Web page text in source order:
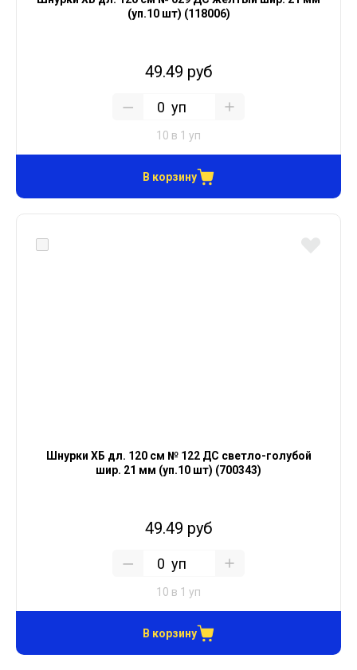
(уп.10 шт) (118006)
49.49 руб
уп
10 в 1 уп
В корзину
Шнурки ХБ дл. 120 см № 122 ДС светло-голубой
шир. 21 мм (уп.10 шт) (700343)
49.49 руб
уп
10 в 1 уп
В корзину